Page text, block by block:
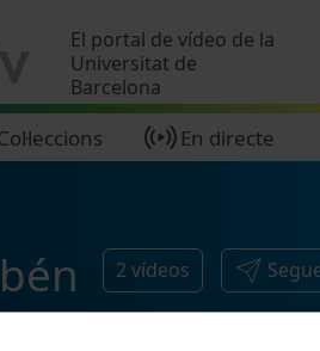
El portal de vídeo de la
Universitat de
Barcelona
En directe
2 vídeos